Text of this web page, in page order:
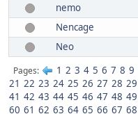
nemo
Nencage
Neo
Pages 1 2 3 4 5 6 7 8 9
21 22 23 24 25 26 27 28 29
41 42 43 44 45 46 47 48 49
60 61 62 63 64 65 66 67 68